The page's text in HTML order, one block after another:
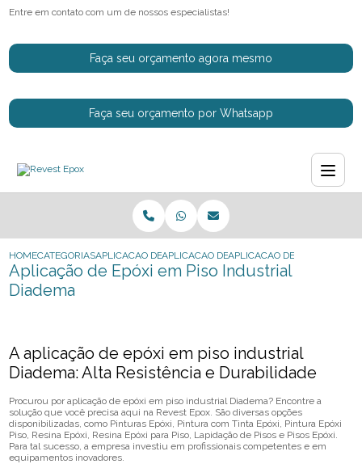
Entre em contato com um de nossos especialistas!
Faça seu orçamento agora mesmo
Faça seu orçamento por Whatsapp
HOMECATEGORIASAPLICACAO DE EPOXIAPLICACAO DE EPOXI EM PISO INDUSTRIAL
APLICACAO DE EPOXI EM
Aplicação de Epóxi em Piso Industrial
Diadema
A aplicação de epóxi em piso industrial
Diadema: Alta Resistência e Durabilidade
Procurou por aplicação de epóxi em piso industrial Diadema? Encontre a
solução que você precisa aqui na Revest Epox. São diversas opções
disponibilizadas, como Pinturas Epóxi, Pintura com Tinta Epóxi, Pintura Epóxi
Piso, Resina Epóxi, Resina Epóxi para Piso, Lapidação de Pisos e Pisos Epóxi.
Para tal sucesso, a empresa investiu em profissionais competentes e em
equipamentos inovadores.